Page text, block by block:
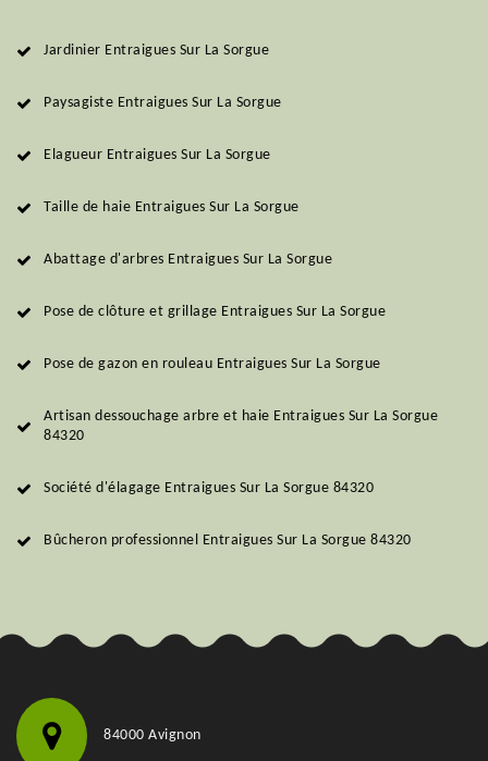
Jardinier Entraigues Sur La Sorgue
Paysagiste Entraigues Sur La Sorgue
Elagueur Entraigues Sur La Sorgue
Taille de haie Entraigues Sur La Sorgue
Abattage d'arbres Entraigues Sur La Sorgue
Pose de clôture et grillage Entraigues Sur La Sorgue
Pose de gazon en rouleau Entraigues Sur La Sorgue
Artisan dessouchage arbre et haie Entraigues Sur La Sorgue
84320
Société d'élagage Entraigues Sur La Sorgue 84320
Bûcheron professionnel Entraigues Sur La Sorgue 84320
84000 Avignon